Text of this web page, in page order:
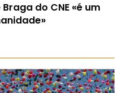
do CNE «é um